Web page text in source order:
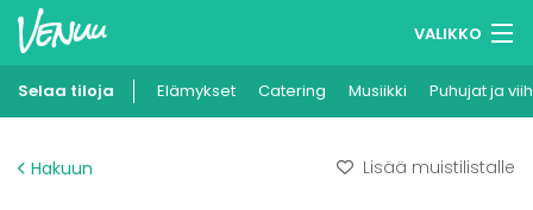
VALIKKO
Muistilistasi
Selaa tiloja Elämykset Catering Musiikki Puhujat ja
Hakuun Lisää muistilistalle